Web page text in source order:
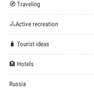
🧭 Traveling
🚴Active recreation
🧳 Tourist ideas
🏨 Hotels
Russia